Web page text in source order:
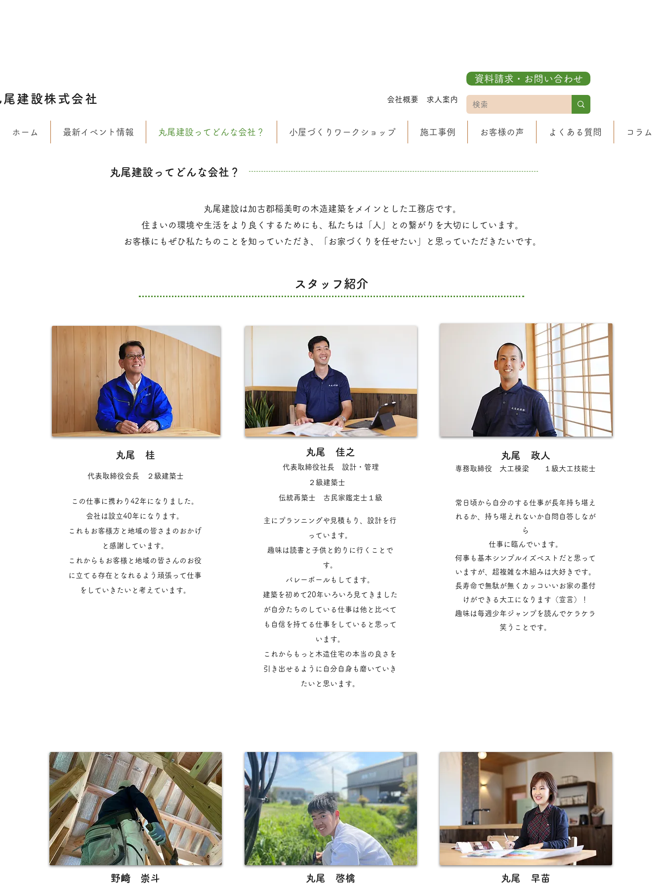
資料請求・お問い合わせ
尾建設株式会社 会社概要 求人案内
ホーム 最新イベント情報 丸尾建設ってどんな会社？ 小屋づくりワークショップ 施工事例 お客様の声 よくある質問 コラム
丸尾建設ってどんな会社？
丸尾建設は加古郡稲美町の木造建築をメインとした工務店です。
住まいの環境や生活をより良くするためにも、私たちは「人」との繋がりを大切にしています。
お客様にもぜひ私たちのことを知っていただき、「お家づくりを任せたい」と思っていただきたいです。
スタッフ紹介
丸尾 桂
代表取締役会長 ２級建築士
この仕事に携わり42年になりました。
会社は設立40年になります。
これもお客様方と地域の皆さまのおかげ
と感謝しています。
これからもお客様と地域の皆さんのお役
に立てる存在となれるよう頑張って仕事
をしていきたいと考えています。
丸尾 佳之
代表取締役社長 設計・管理
２級建築士
伝統再築士 古民家鑑定士１級
主にプランニングや見積もり、設計を行
っています。
趣味は読書と子供と釣りに行くことで
す。
バレーボールもしてます。
建築を初めて20年いろいろ見てきました
が自分たちのしている仕事は他と比べて
も自信を持てる仕事をしていると思って
います。
これからもっと木造住宅の本当の良さを
引き出せるように自分自身も磨いていき
たいと思います。
丸尾 政人
専務取締役 大工棟梁 １ 級大工技能士
常日頃から自分のする仕事が長年持ち堪え
れるか、持ち堪えれないか自問自答しなが
ら
仕事に臨んでいます。
何事も基本シンプルイズベストだと思って
いますが、超複雑な木組みは大好きです。
長寿命で無駄が無くカッコいいお家の墨付
けができる大工になります（宣言）！
趣味は毎週少年ジャンプを読んでケラケラ
笑うことです。
野﨑 崇斗 丸尾 啓檎 丸尾 早苗